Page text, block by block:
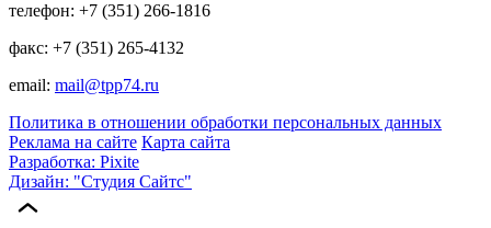
телефон: +7 (351) 266-1816
факс: +7 (351) 265-4132
email: mail@tpp74.ru
Политика в отношении обработки персональных данных
Реклама на сайте Карта сайта
Разработка: Pixite
Дизайн: "Студия Сайтс"